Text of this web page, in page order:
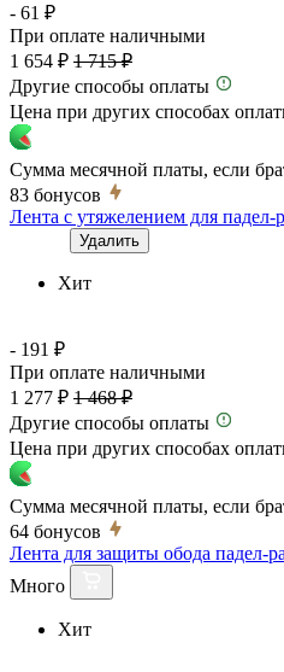
- 61 ₽
При оплате наличными
1 654 ₽ 1 715 ₽
Другие способы оплаты
Цена при других способах
Сумма месячной платы, если
83 бонусов
Лента с утяжелением для падел-
Удалить
Хит
- 191 ₽
При оплате наличными
1 277 ₽ 1 468 ₽
Другие способы оплаты
Цена при других способах
Сумма месячной платы, если
64 бонусов
Лента для защиты обода падел-
Много
Хит